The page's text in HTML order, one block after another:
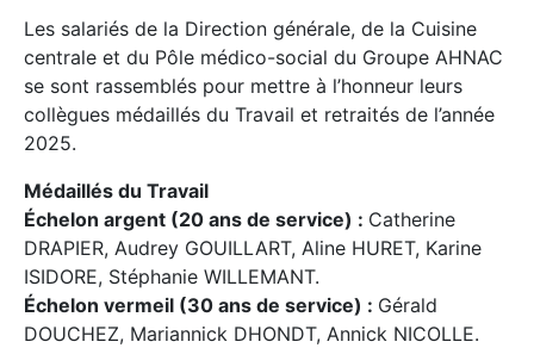
Les salariés de la Direction générale, de la Cuisine
centrale et du Pôle médico-social du Groupe AHNAC
se sont rassemblés pour mettre à l’honneur leurs
collègues médaillés du Travail et retraités de l’année
2025.
Médaillés du Travail
Échelon argent (20 ans de service) : Catherine
DRAPIER, Audrey GOUILLART, Aline HURET, Karine
ISIDORE, Stéphanie WILLEMANT.
Échelon vermeil (30 ans de service) : Gérald
DOUCHEZ, Mariannick DHONDT, Annick NICOLLE.